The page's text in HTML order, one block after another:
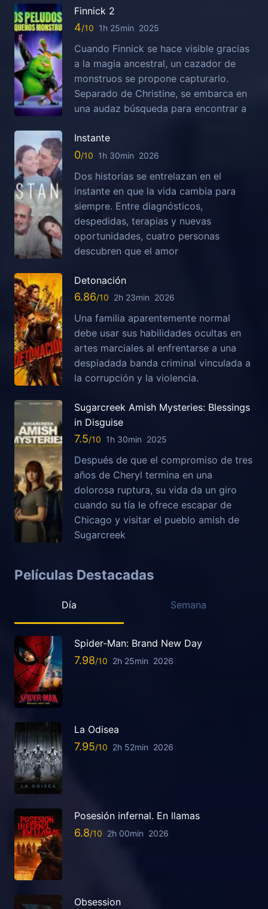
Finnick 2
4 1h 25min 2025
Cuando Finnick se hace visible gracias
a la magia ancestral, un cazador de
monstruos se propone capturarlo.
Separado de Christine, se embarca en
una audaz búsqueda para encontrar a
Instante
0 1h 30min 2026
Dos historias se entrelazan en el
instante en que la vida cambia para
siempre. Entre diagnósticos,
despedidas, terapias y nuevas
oportunidades, cuatro personas
descubren que el amor
Detonación
6.86 2h 23min 2026
Una familia aparentemente normal
debe usar sus habilidades ocultas en
artes marciales al enfrentarse a una
despiadada banda criminal vinculada a
la corrupción y la violencia.
Sugarcreek Amish Mysteries: Blessings
in Disguise
7.5 1h 30min 2025
Después de que el compromiso de tres
años de Cheryl termina en una
dolorosa ruptura, su vida da un giro
cuando su tía le ofrece escapar de
Chicago y visitar el pueblo amish de
Sugarcreek
Películas Destacadas
Día Semana
Spider-Man: Brand New Day
7.98 2h 25min 2026
La Odisea
7.95 2h 52min 2026
Posesión infernal. En llamas
6.8 2h 00min 2026
Obsession